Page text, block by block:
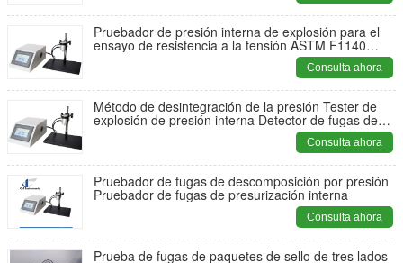
Pruebador de presión interna de explosión para el
ensayo de resistencia a la tensión ASTM F1140
Consulta ahora
Método de desintegración de la presión Tester de
explosión de presión interna Detector de fugas de
embalaje ASTM F1140 ASTM F2054 Consulta ahora
Pruebador de fugas de descomposición por presión
Pruebador de fugas de presurización interna
Consulta ahora
Prueba de fugas de paquetes de sello de tres lados